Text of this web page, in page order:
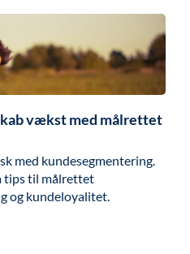
vækst med målrettet
med kundesegmentering.
tips til målrettet
og kundeloyalitet.